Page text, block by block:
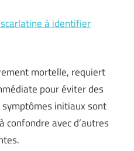
à identifier
mortelle, requiert
pour éviter des
initiaux sont
avec d’autres